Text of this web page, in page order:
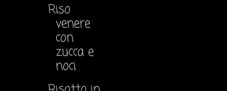
Riso
venere
con
zucca e
noci